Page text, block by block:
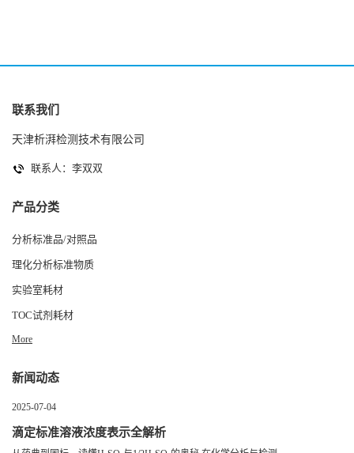
联系我们
天津析湃检测技术有限公司
联系人：李双双
产品分类
分析标准品/对照品
理化分析标准物质
实验室耗材
TOC试剂耗材
More
新闻动态
2025-07-04
滴定标准溶液浓度表示全解析